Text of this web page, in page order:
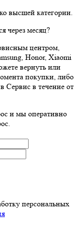
высшей категории.
через месяц?
центром,
Honor, Xiaomi
вернуть или
покупки, либо
Сервис в течение от
и мы оперативно
персональных